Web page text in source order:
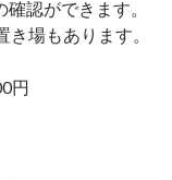
認ができます。
場もあります。
円